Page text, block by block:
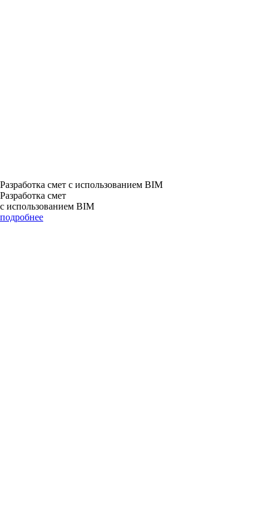
Разработка смет с использованием BIM
Разработка смет
с использованием BIM
подробнее